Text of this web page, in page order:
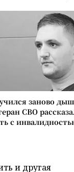
заново
СВО
с
и другая